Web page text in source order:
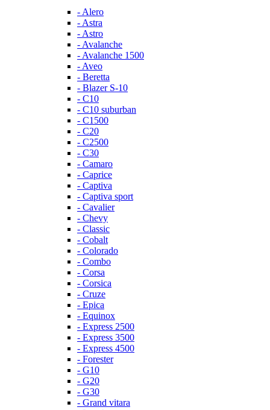
- Alero
- Astra
- Astro
- Avalanche
- Avalanche 1500
- Aveo
- Beretta
- Blazer S-10
- C10
- C10 suburban
- C1500
- C20
- C2500
- C30
- Camaro
- Caprice
- Captiva
- Captiva sport
- Cavalier
- Chevy
- Classic
- Cobalt
- Colorado
- Combo
- Corsa
- Corsica
- Cruze
- Epica
- Equinox
- Express 2500
- Express 3500
- Express 4500
- Forester
- G10
- G20
- G30
- Grand vitara